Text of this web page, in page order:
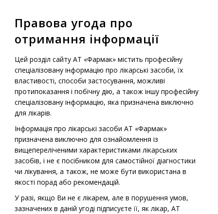
Езонекса таблетки
Рецептурний лікарський препарат
Езонекса таблетки
Правова угода про
отримання інформації
Цей розділ сайту АТ «Фармак» містить професійну
спеціалізовану інформацію про лікарські засоби, їх
властивості, способи застосування, можливі
протипоказання і побічну дію, а також іншу професійну
спеціалізовану інформацію, яка призначена виключно
для лікарів.
Інформація про лікарські засоби АТ «Фармак»
призначена виключно для ознайомлення із
вищепереліченими характеристиками лікарських
засобів, і не є посібником для самостійної діагностики
чи лікування, а також, не може бути використана в
якості порад або рекомендацій.
У разі, якщо Ви не є лікарем, але в порушення умов,
зазначених в даній угоді підписуєте її, як лікар, АТ